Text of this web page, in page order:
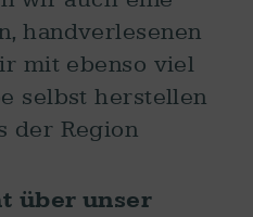
handverlesenen
mit ebenso viel
selbst herstellen
der Region
über unser